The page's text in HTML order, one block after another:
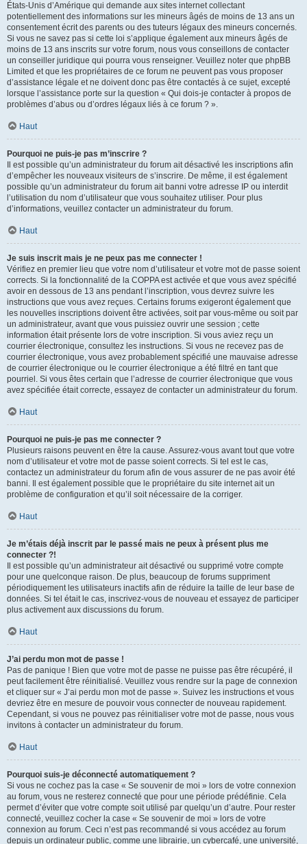
États-Unis d’Amérique qui demande aux sites internet collectant
potentiellement des informations sur les mineurs âgés de moins de 13 ans un
consentement écrit des parents ou des tuteurs légaux des mineurs concernés.
Si vous ne savez pas si cette loi s’applique également aux mineurs âgés de
moins de 13 ans inscrits sur votre forum, nous vous conseillons de contacter
un conseiller juridique qui pourra vous renseigner. Veuillez noter que phpBB
Limited et que les propriétaires de ce forum ne peuvent pas vous proposer
d’assistance légale et ne doivent donc pas être contactés à ce sujet, excepté
lorsque l’assistance porte sur la question « Qui dois-je contacter à propos de
problèmes d’abus ou d’ordres légaux liés à ce forum ? ».
Haut
Pourquoi ne puis-je pas m’inscrire ?
Il est possible qu’un administrateur du forum ait désactivé les inscriptions afin
d’empêcher les nouveaux visiteurs de s’inscrire. De même, il est également
possible qu’un administrateur du forum ait banni votre adresse IP ou interdit
l’utilisation du nom d’utilisateur que vous souhaitez utiliser. Pour plus
d’informations, veuillez contacter un administrateur du forum.
Haut
Je suis inscrit mais je ne peux pas me connecter !
Vérifiez en premier lieu que votre nom d’utilisateur et votre mot de passe soient
corrects. Si la fonctionnalité de la COPPA est activée et que vous avez spécifié
avoir en dessous de 13 ans pendant l’inscription, vous devrez suivre les
instructions que vous avez reçues. Certains forums exigeront également que
les nouvelles inscriptions doivent être activées, soit par vous-même ou soit par
un administrateur, avant que vous puissiez ouvrir une session ; cette
information était présente lors de votre inscription. Si vous aviez reçu un
courrier électronique, consultez les instructions. Si vous ne recevez pas de
courrier électronique, vous avez probablement spécifié une mauvaise adresse
de courrier électronique ou le courrier électronique a été filtré en tant que
pourriel. Si vous êtes certain que l’adresse de courrier électronique que vous
avez spécifiée était correcte, essayez de contacter un administrateur du forum.
Haut
Pourquoi ne puis-je pas me connecter ?
Plusieurs raisons peuvent en être la cause. Assurez-vous avant tout que votre
nom d’utilisateur et votre mot de passe soient corrects. Si tel est le cas,
contactez un administrateur du forum afin de vous assurer de ne pas avoir été
banni. Il est également possible que le propriétaire du site internet ait un
problème de configuration et qu’il soit nécessaire de la corriger.
Haut
Je m’étais déjà inscrit par le passé mais ne peux à présent plus me
connecter ?!
Il est possible qu’un administrateur ait désactivé ou supprimé votre compte
pour une quelconque raison. De plus, beaucoup de forums suppriment
périodiquement les utilisateurs inactifs afin de réduire la taille de leur base de
données. Si tel était le cas, inscrivez-vous de nouveau et essayez de participer
plus activement aux discussions du forum.
Haut
J’ai perdu mon mot de passe !
Pas de panique ! Bien que votre mot de passe ne puisse pas être récupéré, il
peut facilement être réinitialisé. Veuillez vous rendre sur la page de connexion
et cliquer sur « J’ai perdu mon mot de passe ». Suivez les instructions et vous
devriez être en mesure de pouvoir vous connecter de nouveau rapidement.
Cependant, si vous ne pouvez pas réinitialiser votre mot de passe, nous vous
invitons à contacter un administrateur du forum.
Haut
Pourquoi suis-je déconnecté automatiquement ?
Si vous ne cochez pas la case « Se souvenir de moi » lors de votre connexion
au forum, vous ne resterez connecté que pour une période prédéfinie. Cela
permet d’éviter que votre compte soit utilisé par quelqu’un d’autre. Pour rester
connecté, veuillez cocher la case « Se souvenir de moi » lors de votre
connexion au forum. Ceci n’est pas recommandé si vous accédez au forum
depuis un ordinateur public, comme une librairie, un cybercafé, une université,